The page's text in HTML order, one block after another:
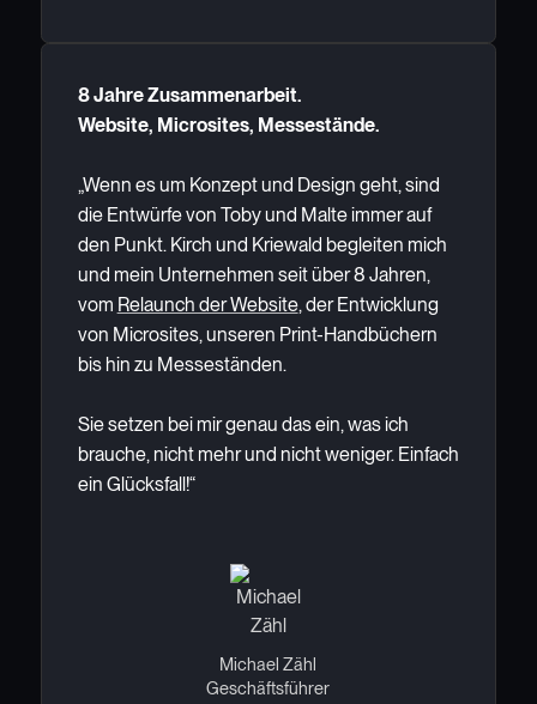
8 Jahre Zusammenarbeit.
Website, Microsites, Messestände.
„Wenn es um Konzept und Design geht, sind
die Entwürfe von Toby und Malte immer auf
den Punkt. Kirch und Kriewald begleiten mich
und mein Unternehmen seit über 8 Jahren,
vom Relaunch der Website, der Entwicklung
von Microsites, unseren Print-Handbüchern
bis hin zu Messeständen.
Sie setzen bei mir genau das ein, was ich
brauche, nicht mehr und nicht weniger. Einfach
ein Glücksfall!“
Michael Zähl
Geschäftsführer